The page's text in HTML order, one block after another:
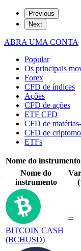
Previous
Next
ABRA UMA CONTA
Popular
Os principais
Forex
CFD de índices
Ações
CFD de ações
ETF CFD
CFD de
CFD de
ETFs
Nome do instrumento
Nome do
instrumento
BITCOIN CASH
(BCHUSD)
--